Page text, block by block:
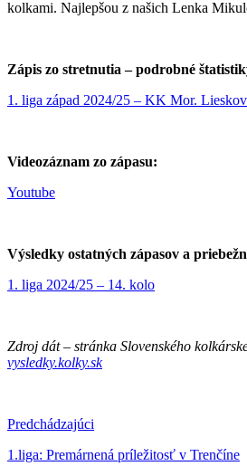
kolkami. Najlepšou z našich Lenka
Zápis zo stretnutia – podrobné
1. liga západ 2024/25 – KK Mor.
Videozáznam zo zápasu:
Youtube
Výsledky ostatných zápasov a
1. liga 2024/25 – 14. kolo
Zdroj dát – stránka Slovenského
vysledky.kolky.sk
Predchádzajúci
1.liga: Premárnená príležitosť v Trenčíne